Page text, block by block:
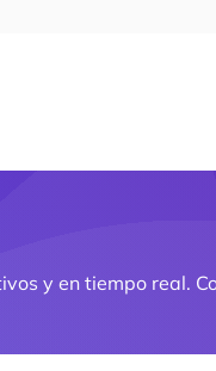
y en tiempo real.